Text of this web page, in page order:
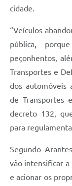
Vinhedo
Audiências Públicas
Carta de Serviços
Galeria de Vídeos
Contas Públicas
Legislação
Links Úteis
cidade.
“Veículos
pública,
peçonhentos,
Transportes e
dos automóveis
de Transportes
decreto 132,
para
Segundo
vão intensificar a
e acionar os